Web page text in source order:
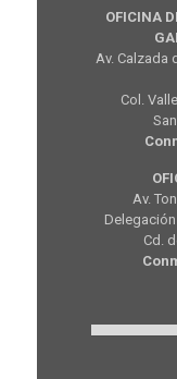
OFICINA
Av. Calzada
Col.
Av.
Delegación
Cd.